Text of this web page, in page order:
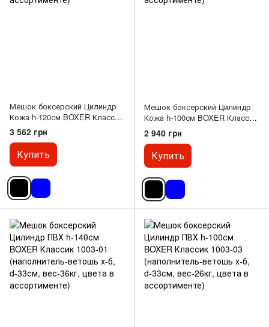
Мешок боксерский Цилиндр
Кожа h-120см BOXER Классик
1001-02 (наполнитель-ветошь
х-б, d-33см, вес-31кг, цвета в
ассортименте)
3 562 грн
Купить
Мешок боксерский Цилиндр
Кожа h-100см BOXER Классик
1001-03 (наполнитель-ветошь
х-б, d-33см, вес-26кг, цвета в
ассортименте)
2 940 грн
Купить